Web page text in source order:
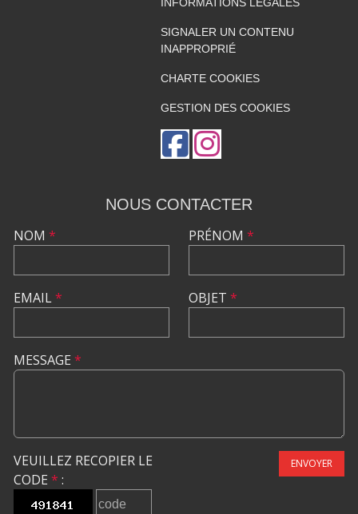
SIGNALER UN CONTENU
INAPPROPRIÉ
CHARTE COOKIES
GESTION DES COOKIES
NOUS CONTACTER
NOM *
EMAIL*
PRÉNOM *
OBJET *
MESSAGE *
VEUILLEZ RECOPIER LE
CODE * :
ENVOYER